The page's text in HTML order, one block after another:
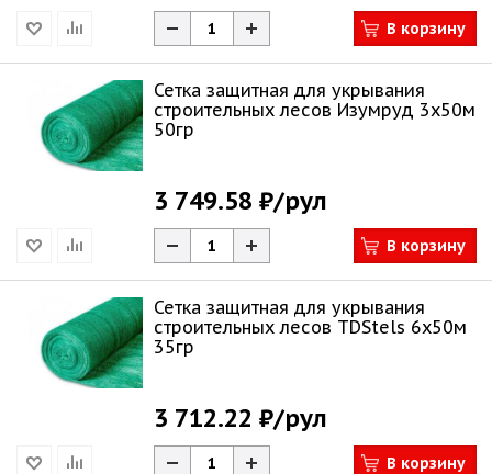
В корзину
Сетка защитная для укрывания
строительных лесов Изумруд 3х50м
50гр
3 749.58 ₽/рул
В корзину
Сетка защитная для укрывания
строительных лесов TDStels 6х50м
35гр
3 712.22 ₽/рул
В корзину